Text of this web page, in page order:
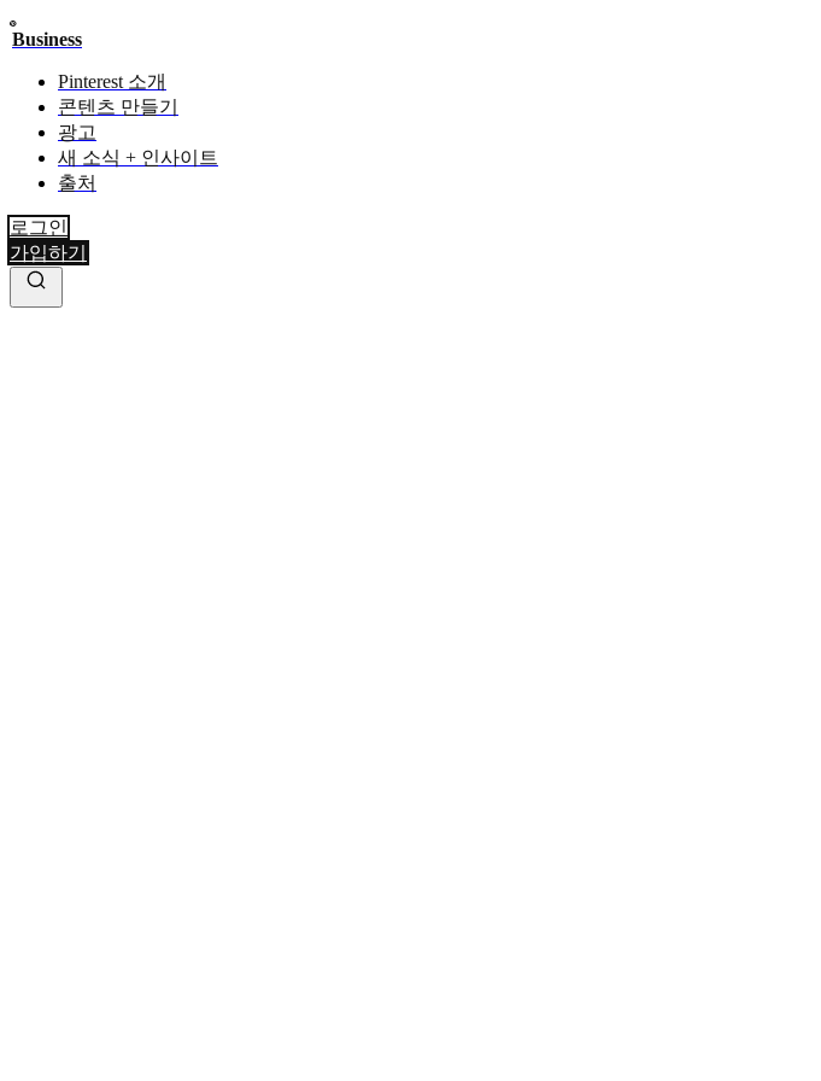
Business
Pinterest 소개
콘텐츠 만들기
광고
새 소식 + 인사이트
출처
로그인
가입하기